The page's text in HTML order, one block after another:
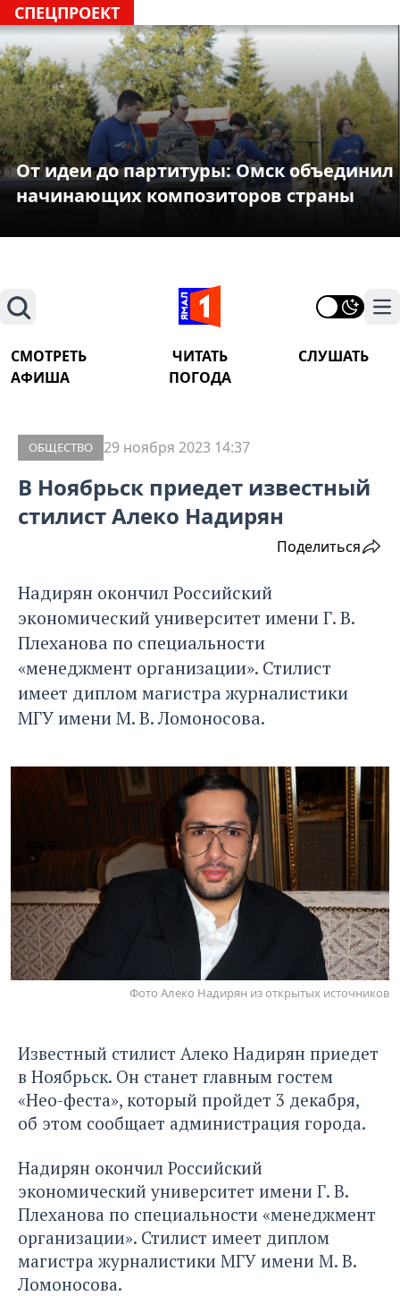
СПЕЦПРОЕКТ
От идеи до партитуры: Омск объединил
начинающих композиторов страны
Поиск
СМОТРЕТЬ ЧИТАТЬ
СЛУШАТЬ
АФИША
ПОГОДА
ОБЩЕСТВО 29 ноября 2023 14:37
В Ноябрьск приедет известный
стилист Алеко Надирян
Поделиться
Надирян окончил Российский
экономический университет имени Г. В.
Плеханова по специальности
«менеджмент организации». Стилист
имеет диплом магистра журналистики
МГУ имени М. В. Ломоносова.
Фото Алеко Надирян из открытых источников
Известный стилист Алеко Надирян приедет
в Ноябрьск. Он станет главным гостем
«Нео-феста», который пройдет 3 декабря,
об этом сообщает администрация города.
Надирян окончил Российский
экономический университет имени Г. В.
Плеханова по специальности «менеджмент
организации». Стилист имеет диплом
магистра журналистики МГУ имени М. В.
Ломоносова.